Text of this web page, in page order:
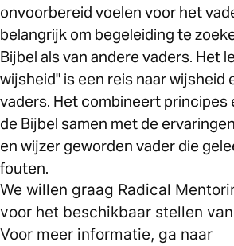
onvoorbereid voelen voor het
belangrijk om begeleiding te
Bijbel als van andere vaders. Het
wijsheid" is een reis naar wijsheid
vaders. Het combineert principes
de Bijbel samen met de
en wijzer geworden vader die
fouten.
We willen graag Radical
voor het beschikbaar stellen
Voor meer informatie, ga naar